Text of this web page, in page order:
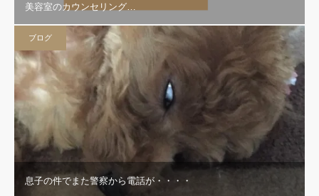
美容室のカウンセリング…
ブログ
息子の件でまた警察から電話が・・・・